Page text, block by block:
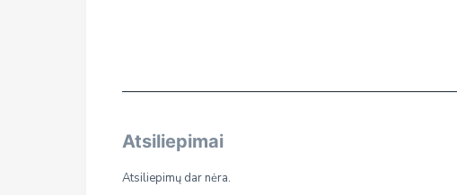
Atsiliepimai
Atsiliepimų dar nėra.